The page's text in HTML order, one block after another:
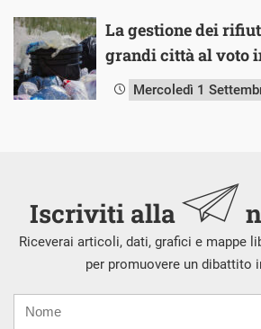
La gestione dei
grandi città al voto
Mercoledì 1
Iscriviti alla
Riceverai articoli, dati, grafici e mappe
per promuovere un dibattito
mail